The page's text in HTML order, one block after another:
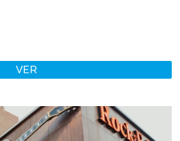
VER